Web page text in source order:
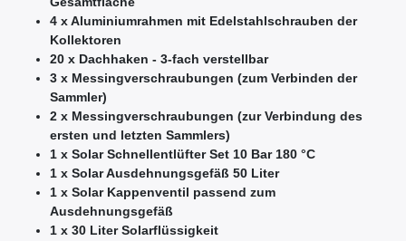
4 x Aluminiumrahmen mit Edelstahlschrauben der
Kollektoren
20 x Dachhaken - 3-fach verstellbar
3 x Messingverschraubungen (zum Verbinden der
Sammler)
2 x Messingverschraubungen (zur Verbindung des
ersten und letzten Sammlers)
1 x Solar Schnellentlüfter Set 10 Bar 180 °C
1 x Solar Ausdehnungsgefäß 50 Liter
1 x Solar Kappenventil passend zum
Ausdehnungsgefäß
1 x 30 Liter Solarflüssigkeit